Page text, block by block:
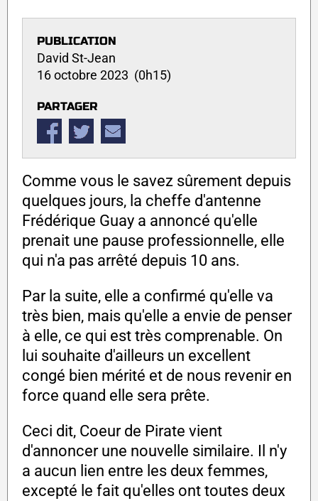
PUBLICATION
David St-Jean
16 octobre 2023 (0h15)
PARTAGER
Comme vous le savez sûrement depuis
quelques jours, la cheffe d'antenne
Frédérique Guay a annoncé qu'elle
prenait une pause professionnelle, elle
qui n'a pas arrêté depuis 10 ans.
Par la suite, elle a confirmé qu'elle va
très bien, mais qu'elle a envie de penser
à elle, ce qui est très comprenable. On
lui souhaite d'ailleurs un excellent
congé bien mérité et de nous revenir en
force quand elle sera prête.
Ceci dit, Coeur de Pirate vient
d'annoncer une nouvelle similaire. Il n'y
a aucun lien entre les deux femmes,
excepté le fait qu'elles ont toutes deux